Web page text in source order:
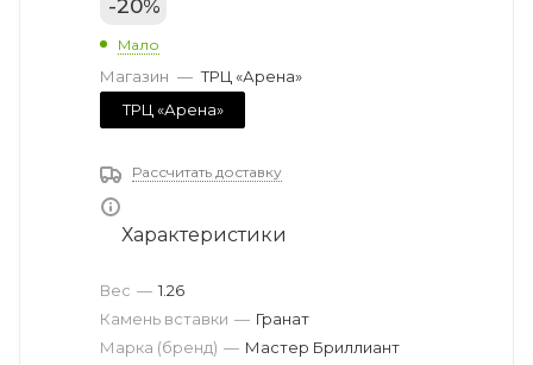
-20%
Мало
Магазин — ТРЦ «Арена»
ТРЦ «Арена»
Рассчитать доставку
Характеристики
Марка (бренд) — Мастер Бриллиант
Вес — 1.26
Камень вставки — Гранат